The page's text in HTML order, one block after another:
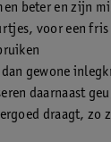
beter en zijn
voor een fris
gewone
daarnaast
draagt, zo